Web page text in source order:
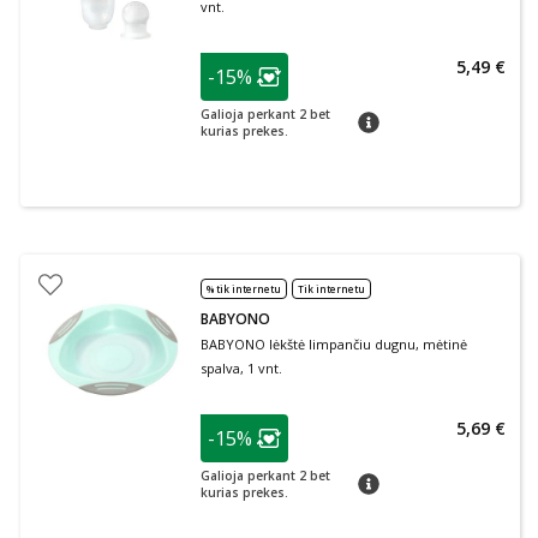
vnt.
patarimas
Lojalumo klubo narių nuolaida
-15%
Galioja perkant 2 bet
kurias prekes.
patarimas
5,49 €
% tik internetu Tik internetu
BABYONO
BABYONO lėkštė limpančiu dugnu, mėtinė
spalva, 1 vnt.
patarimas
Lojalumo klubo narių nuolaida
-15%
Galioja perkant 2 bet
kurias prekes.
patarimas
5,69 €